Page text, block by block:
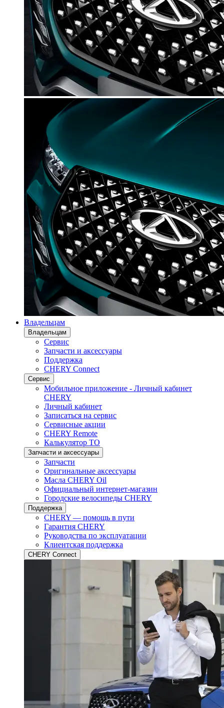
Владельцам
Владельцам
Сервис
Запчасти и аксессуары
Поддержка
CHERY Connect
Сервис
Мобильное приложение - Личный кабинет
CHERY
Личный кабинет
Записаться на сервис
Сервисные акции
CHERY Remote
Калькулятор ТО
Запчасти и аксессуары
Запчасти
Оригинальные аксессуары
Масла CHERY Oil
Официальный интернет-магазин
Городские велосипеды CHERY
Поддержка
CHERY — помощь в пути
Гарантия CHERY
Руководства по эксплуатации
Клиентская поддержка
CHERY Connect